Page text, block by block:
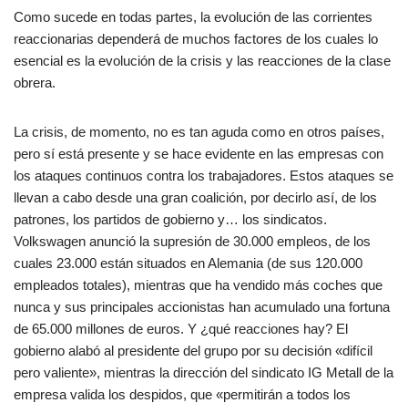
Como sucede en todas partes, la evolución de las corrientes
reaccionarias dependerá de muchos factores de los cuales lo
esencial es la evolución de la crisis y las reacciones de la clase
obrera.
La crisis, de momento, no es tan aguda como en otros países,
pero sí está presente y se hace evidente en las empresas con
los ataques continuos contra los trabajadores. Estos ataques se
llevan a cabo desde una gran coalición, por decirlo así, de los
patrones, los partidos de gobierno y… los sindicatos.
Volkswagen anunció la supresión de 30.000 empleos, de los
cuales 23.000 están situados en Alemania (de sus 120.000
empleados totales), mientras que ha vendido más coches que
nunca y sus principales accionistas han acumulado una fortuna
de 65.000 millones de euros. Y ¿qué reacciones hay? El
gobierno alabó al presidente del grupo por su decisión «difícil
pero valiente», mientras la dirección del sindicato IG Metall de la
empresa valida los despidos, que «permitirán a todos los